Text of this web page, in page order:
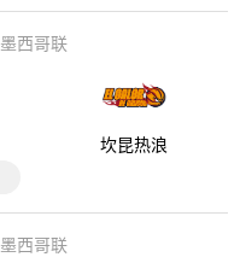
墨西哥联
坎昆热浪
墨西哥联